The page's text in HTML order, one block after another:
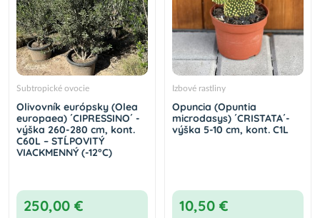
Subtropické ovocie
Olivovník európsky (Olea
europaea) ´CIPRESSINO´ -
výška 260-280 cm, kont.
C60L – STĹPOVITÝ
VIACKMENNÝ (-12°C)
250,00 €
Izbové rastliny
Opuncia (Opuntia
microdasys) ´CRISTATA´-
výška 5-10 cm, kont. C1L
10,50 €